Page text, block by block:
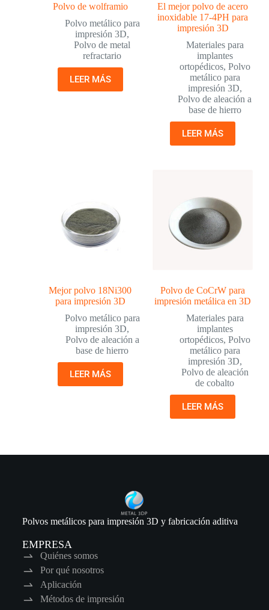
Polvo de wolframio
Polvo metálico para
impresión 3D,
Polvo de metal
refractario
LEER MÁS
El mejor polvo de acero
inoxidable 17-4PH para
impresión 3D
Materiales para
implantes
ortopédicos, Polvo
metálico para
impresión 3D,
Polvo de aleación a
base de hierro
LEER MÁS
Mejor polvo 18Ni300
para impresión 3D
Polvo metálico para
impresión 3D,
Polvo de aleación a
base de hierro
LEER MÁS
Polvo de CoCrW para
impresión metálica en 3D
Materiales para
implantes
ortopédicos, Polvo
metálico para
impresión 3D,
Polvo de aleación
de cobalto
LEER MÁS
Polvos metálicos para impresión 3D y fabricación aditiva
EMPRESA
Quiénes somos
Por qué nosotros
Aplicación
Métodos de impresión